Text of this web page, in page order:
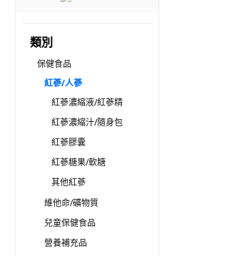
類別
保健食品
紅蔘/人蔘
紅蔘濃縮液/紅蔘精
紅蔘濃縮汁/隨身包
紅蔘膠囊
紅蔘糖果/軟糖
其他紅蔘
維他命/礦物質
兒童保健食品
營養補充品